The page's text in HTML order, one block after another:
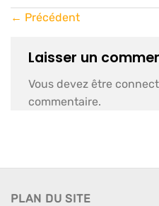
← Précédent
Laisser un
Vous devez être
commentaire.
PLAN DU SITE